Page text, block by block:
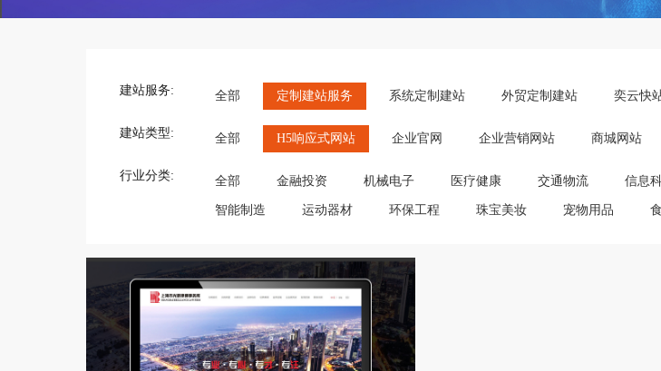
建站服务: 全部 定制建站服务 系统定制建站 外贸定制建站 奕云快
建站类型: 全部 H5响应式网站 企业官网 企业营销网站 商城网站
行业分类: 全部 金融投资 机械电子 医疗健康 交通物流 信息
智能制造 运动器材 环保工程 珠宝美妆 宠物用品